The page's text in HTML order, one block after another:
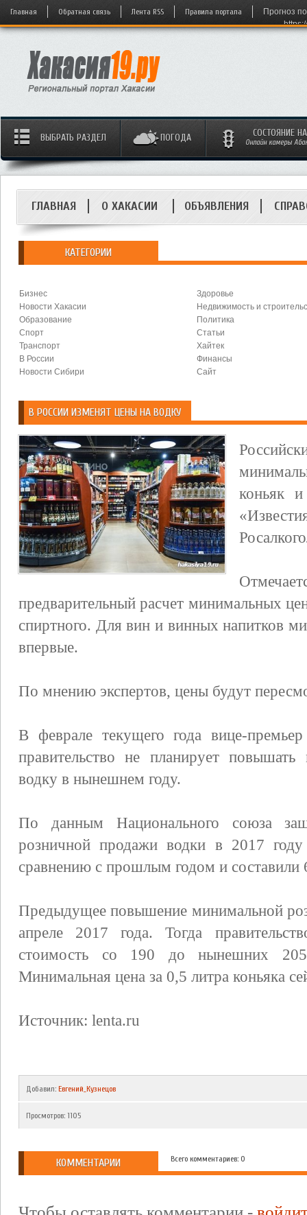
Главная Обратная связь Лента RSS Правила портала
Прогноз
ВЫБРАТЬ РАЗДЕЛ ПОГОДА СОСТОЯНИЕ
Онлайн камеры
ГЛАВНАЯ О ХАКАСИИ ОБЪЯВЛЕНИЯ
КАТЕГОРИИ
Бизнес
Здоровье
Новости Хакасии
Недвижимость и
Образование
Политика
Спорт
Статьи
Транспорт
Хайтек
В России
Финансы
Новости Сибири
Сайт
В РОССИИ ИЗМЕНЯТ ЦЕНЫ НА ВОДКУ
коньяк
предварительный расчет минимальных
спиртного. Для вин и винных напитков
впервые.
По мнению экспертов, цены будут
В феврале текущего года вице-
правительство не планирует
водку в нынешнем году.
По данным Национального союза
розничной продажи водки в 2017
сравнению с прошлым годом и составили
Предыдущее повышение минимальной
апреле 2017 года. Тогда
стоимость со 190 до нынешних
Минимальная цена за 0,5 литра коньяка
Источник: lenta.ru
Добавил: Евгений_Кузнецов
Просмотров: 1105
КОММЕНТАРИИ Всего комментариев: 0